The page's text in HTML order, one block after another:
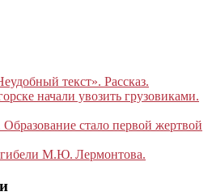
текст». Рассказ.
начали увозить грузовиками.
стало первой жертвой
М.Ю. Лермонтова.